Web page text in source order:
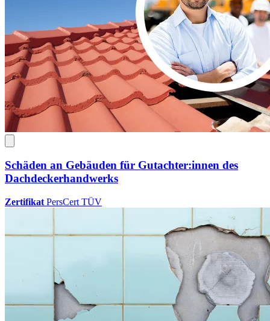
Schäden an Gebäuden für Gutachter:innen des
Dachdeckerhandwerks
Zertifikat PersCert TÜV